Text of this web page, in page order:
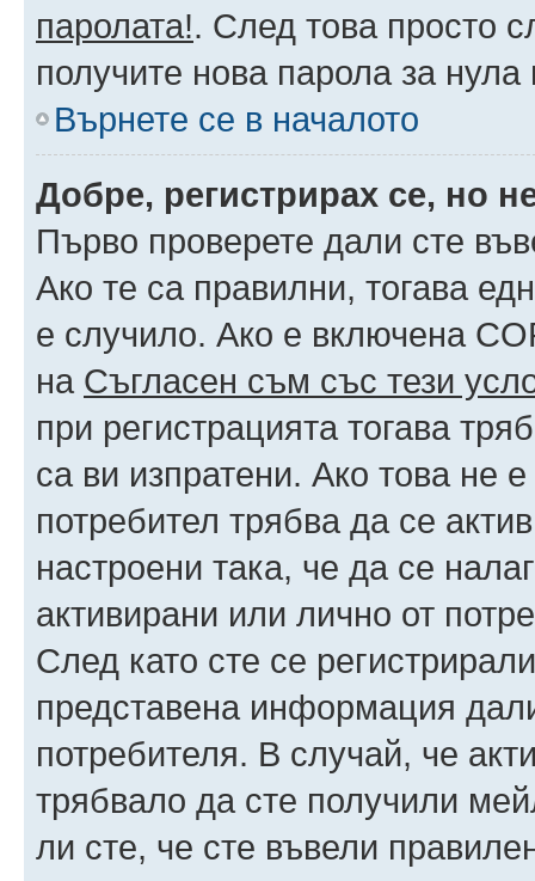
паролата!. След това просто
получите нова парола за
Върнете се в началото
Добре, регистрирах се, но
Първо проверете дали сте
Ако те са правилни, тогава
е случило. Ако е включена
на Съгласен съм със тези
при регистрацията тогава
са ви изпратени. Ако това не
потребител трябва да се
настроени така, че да се
активирани или лично от
След като сте се
представена информация
потребителя. В случай, че
трябвало да сте получили
ли сте, че сте въвели